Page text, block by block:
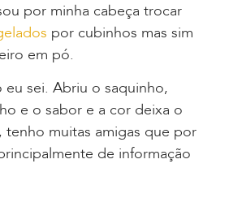
por minha cabeça trocar
por cubinhos mas sim
em pó.
sei. Abriu o saquinho,
e o sabor e a cor deixa o
tenho muitas amigas que por
de informação